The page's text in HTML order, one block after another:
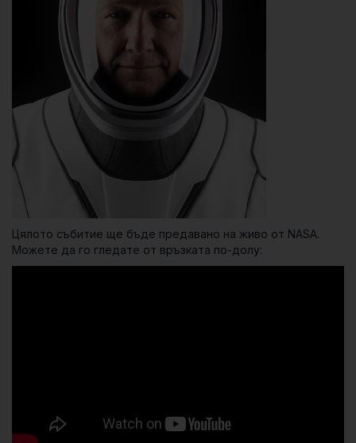
Цялото събитие ще бъде предавано на живо от NASA.
Можете да го гледате от връзката по-долу: